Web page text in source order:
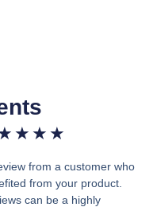
★ ★ ★
from a customer who
from your product.
can be a highly